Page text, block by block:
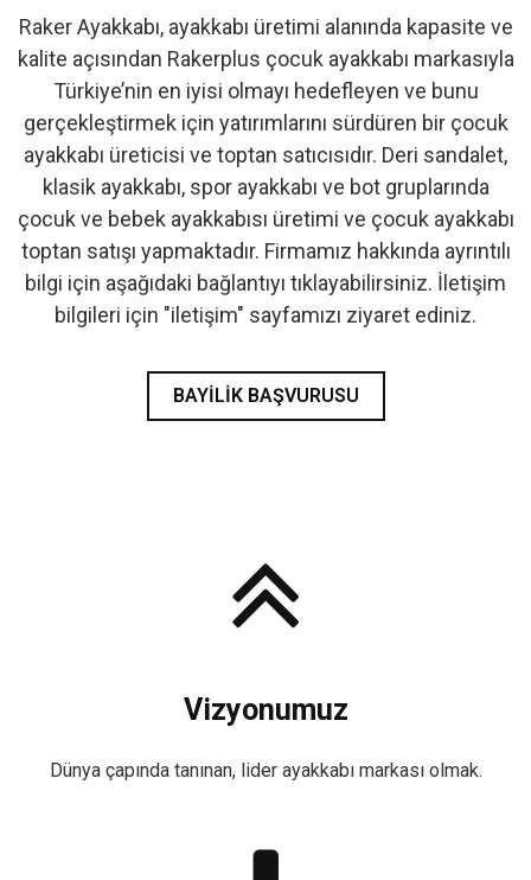
- İlk Adım & Bebek Ayakkabı
- Babetler
Raker Ayakkabı, ayakkabı üretimi alanında kapasite ve
kalite açısından Rakerplus çocuk ayakkabı markasıyla
Türkiye’nin en iyisi olmayı hedefleyen ve bunu
gerçekleştirmek için yatırımlarını sürdüren bir çocuk
ayakkabı üreticisi ve toptan satıcısıdır. Deri sandalet,
klasik ayakkabı, spor ayakkabı ve bot gruplarında
çocuk ve bebek ayakkabısı üretimi ve çocuk ayakkabı
toptan satışı yapmaktadır. Firmamız hakkında ayrıntılı
bilgi için aşağıdaki bağlantıyı tıklayabilirsiniz. İletişim
bilgileri için "iletişim" sayfamızı ziyaret ediniz.
BAYILIK BAŞVURUSU
Vizyonumuz
Dünya çapında tanınan, lider ayakkabı markası olmak.